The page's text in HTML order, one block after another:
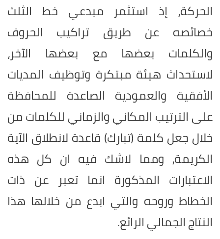
الحركة، إذ استثمر مبدعي خط الثلث
خصائصه عن طريق تراكيب الحروف
والكلمات بعضها مع بعضها الآخر،
لاستحداث هيئة مبتكرة وتوظيف المديات
الأفقية والعمودية الصاعدة للمحافظة
على الترتيب المكاني والزماني للكلمات من
خلال جعل كلمة (تبارك) قاعدة لانطلاق الآية
الكريمة، ومما لاشك فيه ان كل هذه
الاعتبارات المذكورة انما تعبر عن ذات
الخطاط وروحه والتي ابدع من خلالها هذا
النتاج الجمالي الرائع.